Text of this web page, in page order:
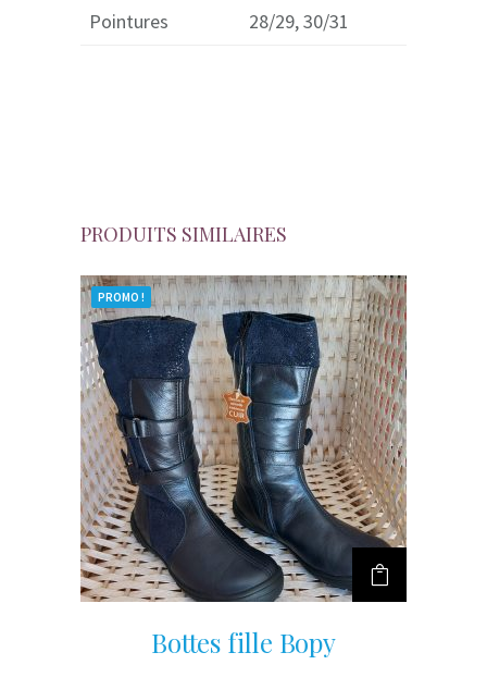
Pointures 28/29, 30/31
PRODUITS SIMILAIRES
PROMO !
Bottes fille Bopy